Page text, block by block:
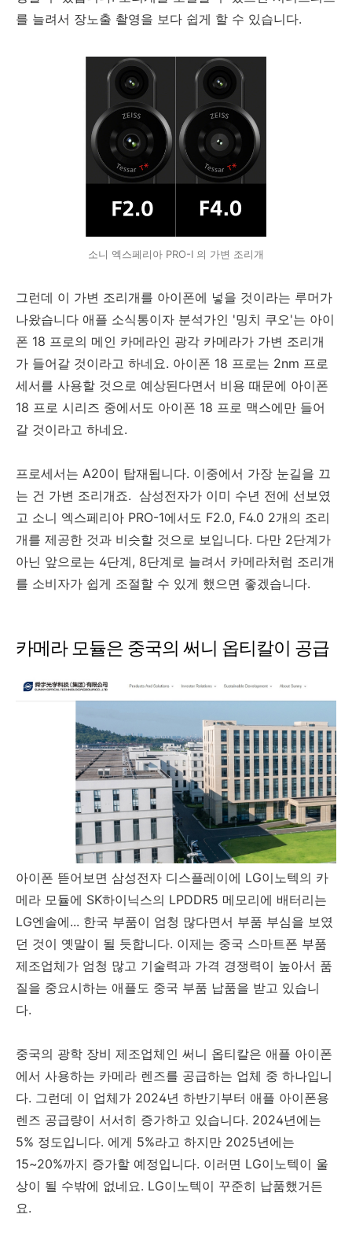
를 늘려서 장노출 촬영을 보다 쉽게 할 수 있습니다.
소니 엑스페리아 PRO-I 의 가변 조리개
그런데 이 가변 조리개를 아이폰에 넣을 것이라는 루머가
나왔습니다 애플 소식통이자 분석가인 '밍치 쿠오'는 아이
폰 18 프로의 메인 카메라인 광각 카메라가 가변 조리개
가 들어갈 것이라고 하네요. 아이폰 18 프로는 2nm 프로
세서를 사용할 것으로 예상된다면서 비용 때문에 아이폰
18 프로 시리즈 중에서도 아이폰 18 프로 맥스에만 들어
갈 것이라고 하네요.
프로세서는 A20이 탑재됩니다. 이중에서 가장 눈길을 끄
는 건 가변 조리개죠. 삼성전자가 이미 수년 전에 선보였
고 소니 엑스페리아 PRO-1에서도 F2.0, F4.0 2개의 조리
개를 제공한 것과 비슷할 것으로 보입니다. 다만 2단계가
아닌 앞으로는 4단계, 8단계로 늘려서 카메라처럼 조리개
를 소비자가 쉽게 조절할 수 있게 했으면 좋겠습니다.
카메라 모듈은 중국의 써니 옵티칼이 공급
아이폰 뜯어보면 삼성전자 디스플레이에 LG이노텍의 카
메라 모듈에 SK하이닉스의 LPDDR5 메모리에 배터리는
LG엔솔에... 한국 부품이 엄청 많다면서 부품 부심을 보였
던 것이 옛말이 될 듯합니다. 이제는 중국 스마트폰 부품
제조업체가 엄청 많고 기술력과 가격 경쟁력이 높아서 품
질을 중요시하는 애플도 중국 부품 납품을 받고 있습니
다.
중국의 광학 장비 제조업체인 써니 옵티칼은 애플 아이폰
에서 사용하는 카메라 렌즈를 공급하는 업체 중 하나입니
다. 그런데 이 업체가 2024년 하반기부터 애플 아이폰용
렌즈 공급량이 서서히 증가하고 있습니다. 2024년에는
5% 정도입니다. 에게 5%라고 하지만 2025년에는
15~20%까지 증가할 예정입니다. 이러면 LG이노텍이 울
상이 될 수밖에 없네요. LG이노텍이 꾸준히 납품했거든
요.